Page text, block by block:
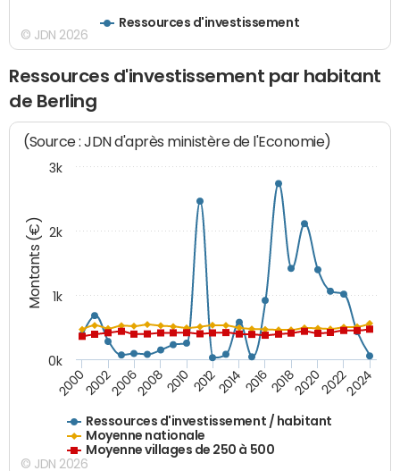
Ressources d'investissement
© JDN 2026
Ressources d'investissement par habitant
de Berling
Montants (€)
(Source : JDN d'après ministère de l'Economie)
Ressources d'investissement / habitant
Moyenne nationale
Moyenne villages de 250 à 500
20002002200620082010 2012201420162018202020222024
0k
1k
2k
3k
© JDN 2026